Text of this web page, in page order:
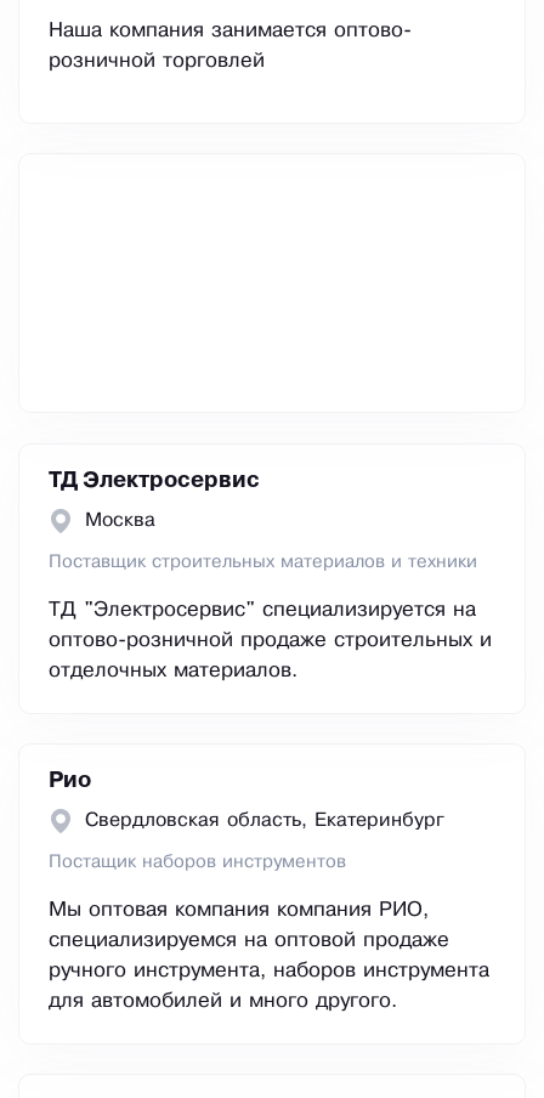
Наша компания занимается оптово-
розничной торговлей
ТД Электросервис
Москва
Поставщик строительных материалов и техники
ТД "Электросервис" специализируется на
оптово-розничной продаже строительных и
отделочных материалов.
Рио
Свердловская область, Екатеринбург
Постащик наборов инструментов
Мы оптовая компания компания РИО,
специализируемся на оптовой продаже
ручного инструмента, наборов инструмента
для автомобилей и много другого.